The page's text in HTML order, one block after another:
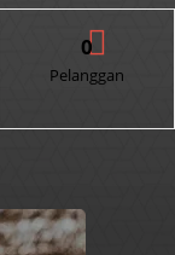
0
Pelanggan